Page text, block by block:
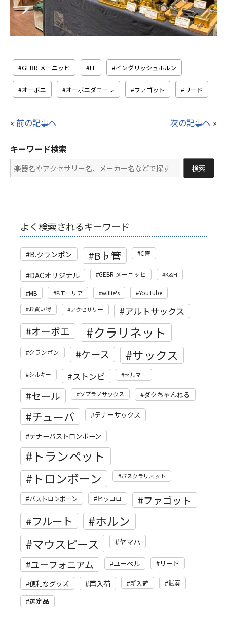
GEBR.メーニッヒ LF イングリッシュホルン
オーボエ オーボエダモーレ ファゴット リード
« 前の記事へ 次の記事へ »
キーワード検索
検索
よく検索されるキーワード
B.クランポン B♭管 C管
DACオリジナル GEBR.メーニッヒ K&H
MB P.モーリア willie's YouTube
お買い得 アクセサリー アルトサックス
オーボエ クラリネット
クランポン ケース サックス
シルキー ストンビ セルマー
セール ソプラノサックス ダクちゃんねる
チューバ テナーサックス
テナーバストロンボーン
トランペット
トロンボーン バスクラリネット
バストロンボーン ピッコロ ファゴット
フルート ホルン
マウスピース ヤマハ
ユーフォニアム ユーベル リード
便利なグッズ 再入荷 新入荷 試奏
選定品